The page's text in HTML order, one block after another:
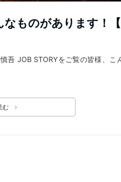
ものがあります！
吾 JOB STORYをご覧の皆様、こ
む